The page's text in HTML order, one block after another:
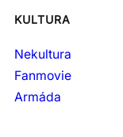
KULTURA
Nekultura
Fanmovie
Armáda